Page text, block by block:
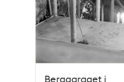
Berggaraget i